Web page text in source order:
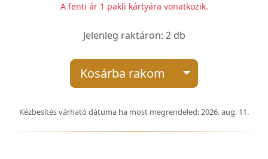
A fenti ár 1 pakli kártyára vonatkozik.
Jelenleg raktáron: 2 db
Kosárba rakom
Kézbesítés várható dátuma ha most megrendeled: 2026. aug. 11.